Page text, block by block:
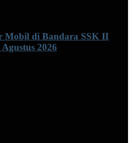
Mobil di Bandara SSK II
2026